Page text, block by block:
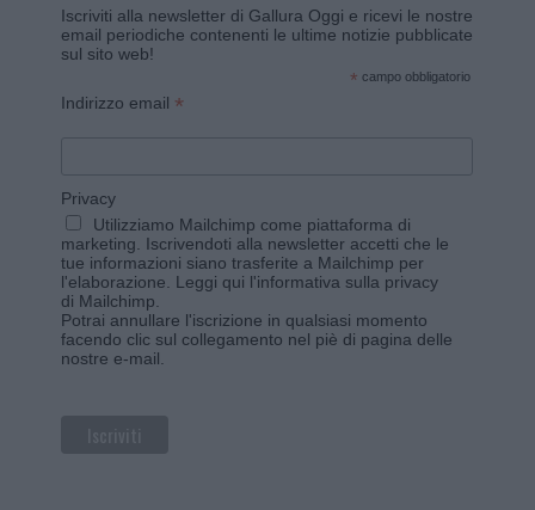
Iscriviti alla newsletter di Gallura Oggi e ricevi le nostre
email periodiche contenenti le ultime notizie pubblicate
sul sito web!
* campo obbligatorio
Indirizzo email *
Privacy
Utilizziamo Mailchimp come piattaforma di
marketing. Iscrivendoti alla newsletter accetti che le
tue informazioni siano trasferite a Mailchimp per
l'elaborazione. Leggi qui l'informativa sulla privacy
di Mailchimp
Potrai annullare l'iscrizione in qualsiasi momento
facendo clic sul collegamento nel piè di pagina delle
nostre e-mail.